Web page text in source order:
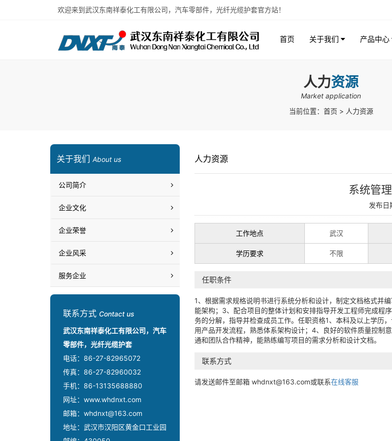
欢迎来到武汉东南祥泰化工有限公司，汽车零部件，光纤光缆护套官方站！
首页 关于我们 产品中心
人力资源
Market application
当前位置： 首页 > 人力资源
关于我们About us
公司简介
企业文化
企业荣誉
企业风采
服务企业
联系方式 Contact us
武汉东南祥泰化工有限公司，汽车
零部件，光纤光缆护套
电话：86-27-82965072
传真：86-27-82960032
手机：86-13135688880
网址：www.whdnxt.com
邮箱：whdnxt@163.com
地址：武汉市汉阳区黄金口工业园
人力资源
系统管
发布
工作地点 武汉
学历要求 不限
任职条件
1、根据需求规格说明书进行系统分析和设计，制定文档格式并
能架构；3、配合项目的整体计划和安排指导开发工程师完成程
务的分解，指导并检查成员工作。任职资格1、本科及以上学历
用产品开发流程，熟悉体系架构设计；4、良好的软件质量控制
通和团队合作精神，能熟练编写项目的需求分析和设计文档。
联系方式
请发送邮件至邮箱 whdnxt@163.com或联系在线客服